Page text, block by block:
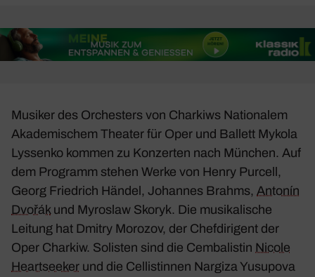
Musiker des Orches­ters von Char­kiws Natio­nalem
Akade­mi­schem Theater für Oper und Ballett Mykola
Lyssenko kommen zu Konzerten nach München. Auf
dem Programm stehen Werke von Henry Purcell,
Georg Fried­rich Händel, Johannes Brahms, Antonín
Dvořák und Myroslaw Skoryk. Die musi­ka­li­sche
Leitung hat Dmitry Morozov, der Chef­di­ri­gent der
Oper Charkiw. Solisten sind die Cemba­listin Nicole
Heart­seeker und die Cellis­tinnen Nargiza Yusu­pova